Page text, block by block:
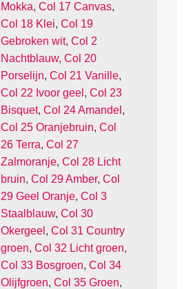
Mokka, Col 17 Canvas,
Col 18 Klei, Col 19
Gebroken wit, Col 2
Nachtblauw, Col 20
Porselijn, Col 21 Vanille,
Col 22 Ivoor geel , Col 23
Bisquet, Col 24 Amandel ,
Col 25 Oranjebruin, Col
26 Terra, Col 27
Zalmoranje, Col 28 Licht
bruin, Col 29 Amber, Col
29 Geel Oranje, Col 3
Staalblauw, Col 30
Okergeel , Col 31 Country
groen, Col 32 Licht groen,
Col 33 Bosgroen, Col 34
Olijfgroen, Col 35 Groen,